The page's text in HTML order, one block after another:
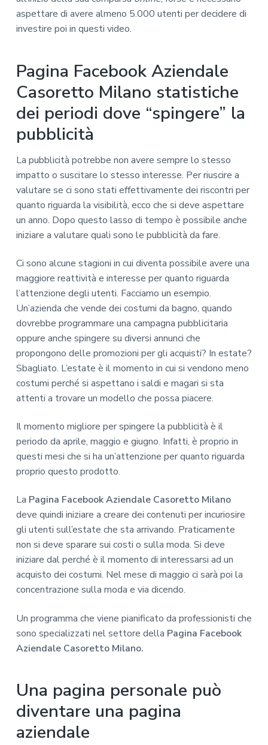
aspettare di avere almeno 5.000 utenti per decidere di
investire poi in questi video.
Pagina Facebook Aziendale
Casoretto Milano statistiche
dei periodi dove “spingere” la
pubblicità
La pubblicità potrebbe non avere sempre lo stesso
impatto o suscitare lo stesso interesse. Per riuscire a
valutare se ci sono stati effettivamente dei riscontri per
quanto riguarda la visibilità, ecco che si deve aspettare
un anno. Dopo questo lasso di tempo è possibile anche
iniziare a valutare quali sono le pubblicità da fare.
Ci sono alcune stagioni in cui diventa possibile avere una
maggiore reattività e interesse per quanto riguarda
l’attenzione degli utenti. Facciamo un esempio.
Un’azienda che vende dei costumi da bagno, quando
dovrebbe programmare una campagna pubblicitaria
oppure anche spingere su diversi annunci che
propongono delle promozioni per gli acquisti? In estate?
Sbagliato. L’estate è il momento in cui si vendono meno
costumi perché si aspettano i saldi e magari si sta
attenti a trovare un modello che possa piacere.
Il momento migliore per spingere la pubblicità è il
periodo da aprile, maggio e giugno. Infatti, è proprio in
questi mesi che si ha un’attenzione per quanto riguarda
proprio questo prodotto.
La Pagina Facebook Aziendale Casoretto Milano
deve quindi iniziare a creare dei contenuti per incuriosire
gli utenti sull’estate che sta arrivando. Praticamente
non si deve sparare sui costi o sulla moda. Si deve
iniziare dal perché è il momento di interessarsi ad un
acquisto dei costumi. Nel mese di maggio ci sarà poi la
concentrazione sulla moda e via dicendo.
Un programma che viene pianificato da professionisti che
sono specializzati nel settore della Pagina Facebook
Aziendale Casoretto Milano.
Una pagina personale può
diventare una pagina
aziendale